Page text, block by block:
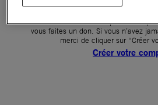
Première
La création de votre espace n’est
vous faites un don. Si vous n’avez
merci de cliquer sur “Créer
Créer votre